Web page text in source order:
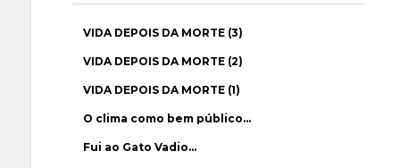
VIDA DEPOIS DA MORTE (3)
VIDA DEPOIS DA MORTE (2)
VIDA DEPOIS DA MORTE (1)
O clima como bem público…
Fui ao Gato Vadio…